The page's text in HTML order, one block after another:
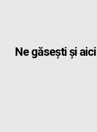
Ne găsești și aici